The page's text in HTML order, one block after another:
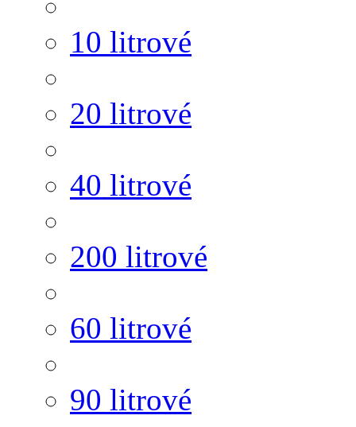
10 litrové
20 litrové
40 litrové
200 litrové
60 litrové
90 litrové